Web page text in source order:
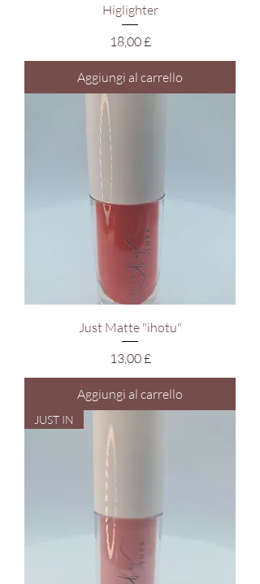
Higlighter
Prezzo
18,00 £
Aggiungi al carrello
Just Matte "ihotu"
Prezzo
13,00 £
Aggiungi al carrello
JUST IN